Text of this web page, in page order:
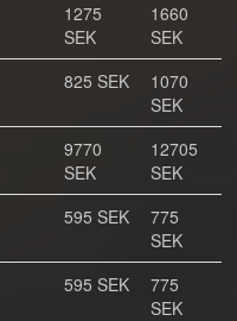
1275
SEK
1660
SEK
825 SEK
1070
SEK
9770
SEK
12705
SEK
595 SEK
775
SEK
595 SEK
775
SEK